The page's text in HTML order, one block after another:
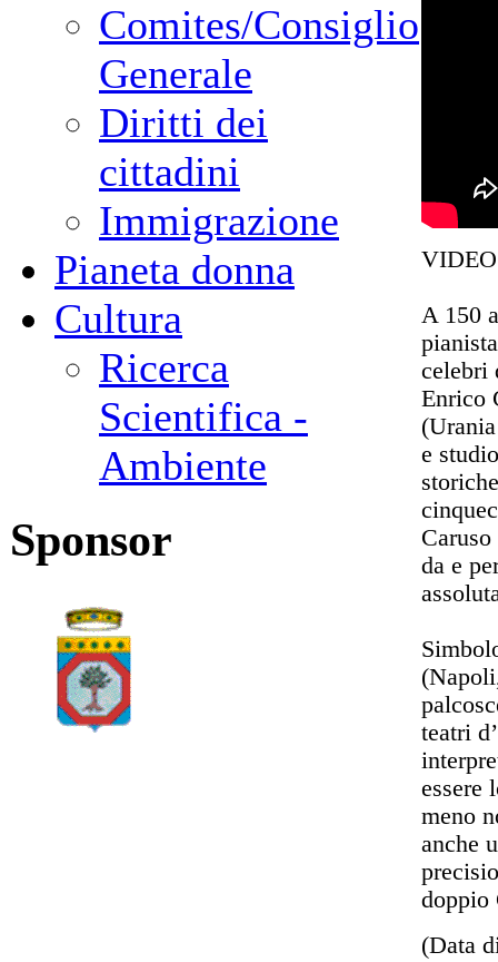
Comites/Consiglio
Generale
Diritti dei
cittadini
Immigrazione
Pianeta donna
Cultura
Ricerca
Scientifica -
Ambiente
Sponsor
A 150
celebri
Enrico
e
da e
teatri
essere
meno
anche
(Data